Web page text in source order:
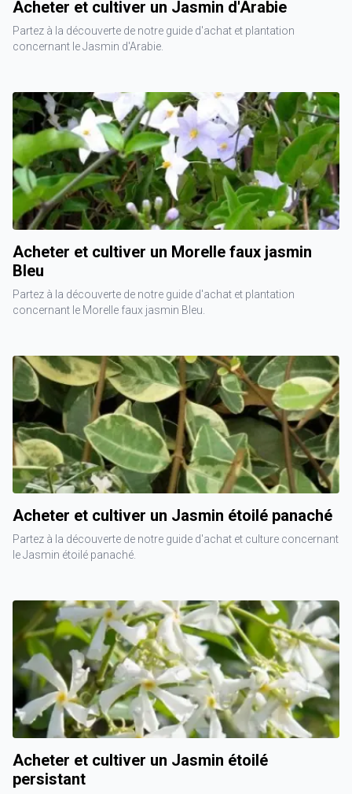
Acheter et cultiver un Jasmin d'Arabie
Partez à la découverte de notre guide d'achat et plantation
concernant le Jasmin d'Arabie.
Acheter et cultiver un Morelle faux jasmin
Bleu
Partez à la découverte de notre guide d'achat et plantation
concernant le Morelle faux jasmin Bleu.
Acheter et cultiver un Jasmin étoilé panaché
Partez à la découverte de notre guide d'achat et culture concernant
le Jasmin étoilé panaché.
Acheter et cultiver un Jasmin étoilé
persistant